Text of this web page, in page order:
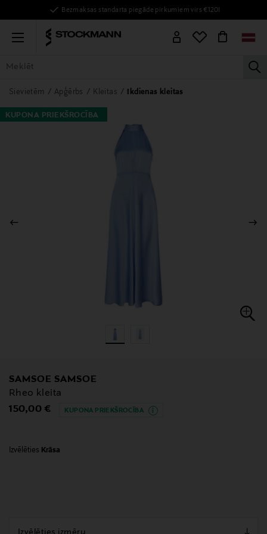
Bezmaksas standarta piegāde pirkumiem virs €120!
Menu
VISAS PRECES SIEVIETĒM VĪRIEŠIEM BĒRNIEM
Sievietēm Apģērbs Kleitas Ikdienas kleitas
KUPONA PRIEKŠROCĪBA
SAMSOE SAMSOE
Rheo kleita
Original Price
150,00 € KUPONA PRIEKŠROCĪBA
Izvēlēties Krāsa